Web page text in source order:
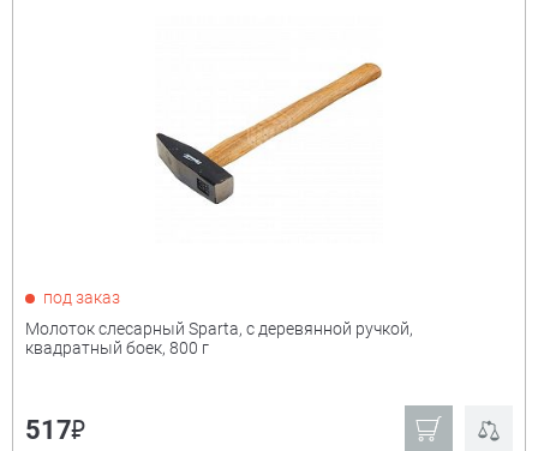
под заказ
Молоток слесарный Sparta, с деревянной ручкой,
квадратный боек, 800 г
517₽